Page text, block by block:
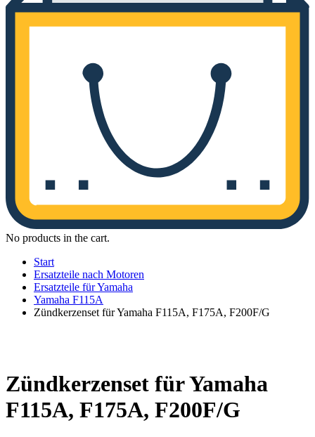
No products in the cart.
Start
Ersatzteile nach Motoren
Ersatzteile für Yamaha
Yamaha F115A
Zündkerzenset für Yamaha F115A, F175A, F200F/G
Zündkerzenset für Yamaha
F115A, F175A, F200F/G